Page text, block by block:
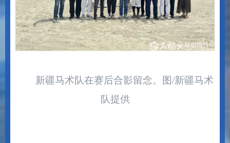
新疆马术队在赛后合影留念。图/新疆马术
队提供